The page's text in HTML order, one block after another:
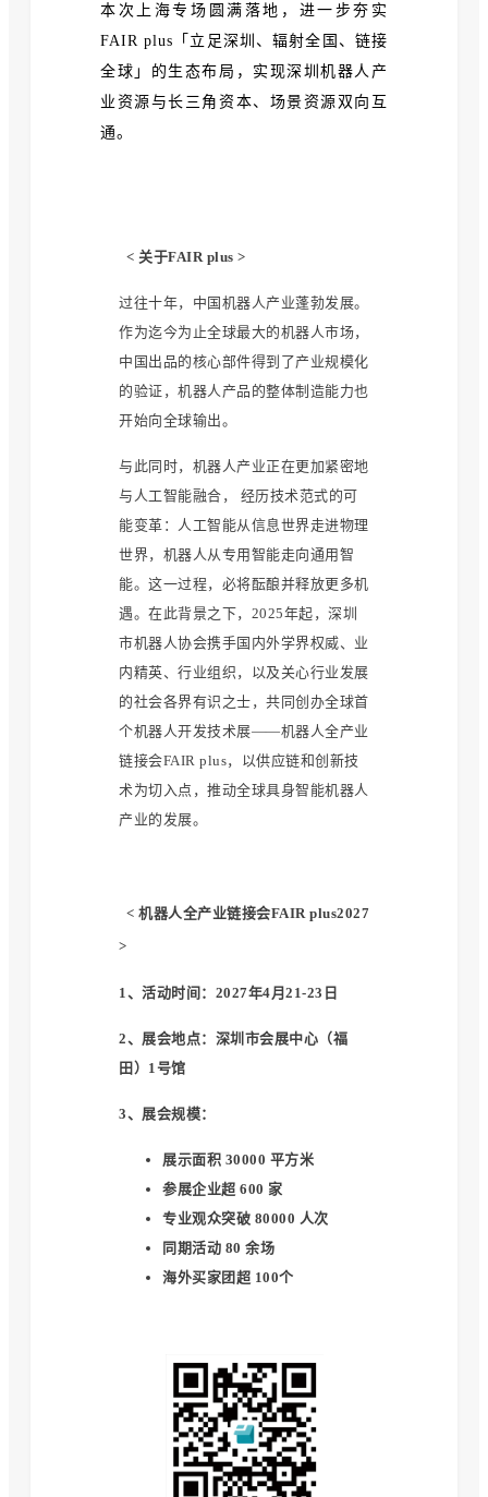
本次上海专场圆满落地，进一步夯实
FAIR plus「立足深圳、辐射全国、链接
全球」的生态布局，实现深圳机器人产
业资源与长三角资本、场景资源双向互
通。
< 关于FAIR plus >
过往十年，中国机器人产业蓬勃发展。
作为迄今为止全球最大的机器人市场，
中国出品的核心部件得到了产业规模化
的验证，机器人产品的整体制造能力也
开始向全球输出。
与此同时，机器人产业正在更加紧密地
与人工智能融合， 经历技术范式的可
能变革：人工智能从信息世界走进物理
世界，机器人从专用智能走向通用智
能。这一过程，必将酝酿并释放更多机
遇。在此背景之下，2025年起，深圳
市机器人协会携手国内外学界权威、业
内精英、行业组织，以及关心行业发展
的社会各界有识之士，共同创办全球首
个机器人开发技术展——机器人全产业
链接会FAIR plus，以供应链和创新技
术为切入点，推动全球具身智能机器人
产业的发展。
< 机器人全产业链接会FAIR plus2027
>
1、活动时间：2027年4月21-23日
2、展会地点：深圳市会展中心（福
田）1号馆
3、展会规模：
展示面积 30000 平方米
参展企业超 600 家
专业观众突破 80000 人次
同期活动 80 余场
海外买家团超 100个